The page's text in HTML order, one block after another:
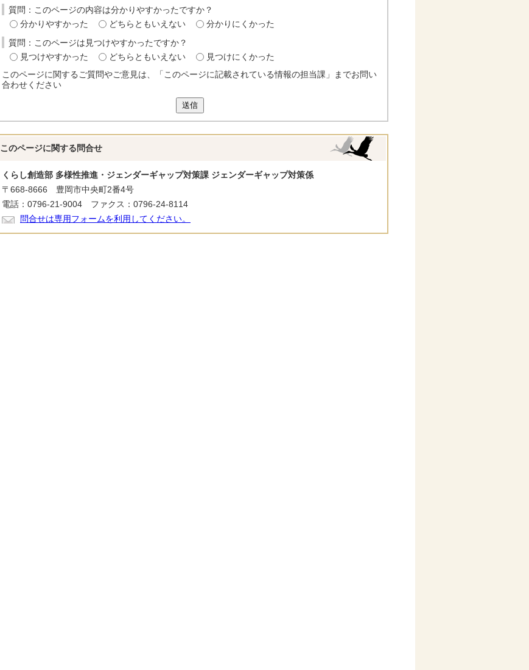
質問：このページの内容は分かりやすかったですか？
分かりやすかった
どちらともいえない 分かりにくかった
質問：このページは見つけやすかったですか？
見つけやすかった
どちらともいえない
見つけにくかった
このページに関するご質問やご意見は、「このページに記載されている情報の担当課」までお問い
合わせください
送信
このページに関する 問合せ
くらし創造部 多様性推進・ジェンダーギャップ対策課 ジェンダーギャップ対策係
〒668-8666 豊岡市中央町2番4号
電話：0796-21-9004 ファクス：0796-24-8114
問合せは専用フォームを利用してください。